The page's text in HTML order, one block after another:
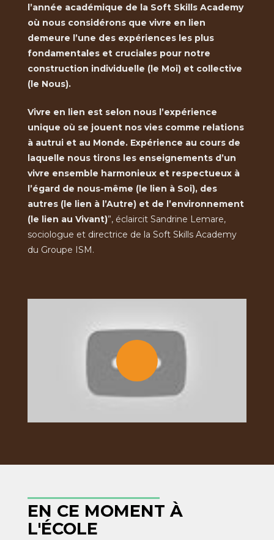
l’année académique de la Soft Skills Academy
où nous considérons que vivre en lien
demeure l’une des expériences les plus
fondamentales et cruciales pour notre
construction individuelle (le Moi) et collective
(le Nous).
Vivre en lien est selon nous l’expérience
unique où se jouent nos vies comme relations
à autrui et au Monde. Expérience au cours de
laquelle nous tirons les enseignements d’un
vivre ensemble harmonieux et respectueux à
l’égard de nous-même (le lien à Soi), des
autres (le lien à l’Autre) et de l’environnement
(le lien au Vivant)”, éclaircit Sandrine Lemare,
sociologue et directrice de la Soft Skills Academy
du Groupe ISM.
la
Academy
EN CE MOMENT À
L'ÉCOLE